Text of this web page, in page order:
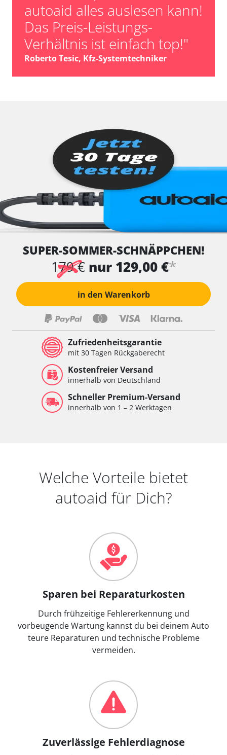
autoaid alles auslesen kann!
Das Preis-Leistungs-
Verhältnis ist einfach top!"
Roberto Tesic, Kfz-Systemtechniker
SUPER-SOMMER-SCHNÄPPCHEN!
179 € nur 129,00 €*
in den Warenkorb
Zufriedenheitsgarantie
mit 30 Tagen Rückgaberecht
Kostenfreier Versand
innerhalb von Deutschland
Schneller Premium-Versand
innerhalb von 1 – 2 Werktagen
Welche Vorteile bietet
autoaid für Dich?
Sparen bei Reparaturkosten
Durch frühzeitige Fehlererkennung und
vorbeugende Wartung kannst du bei deinem Auto
teure Reparaturen und technische Probleme
vermeiden.
Zuverlässige Fehlerdiagnose